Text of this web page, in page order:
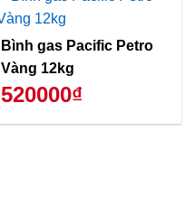
Bình gas Pacific Petro
Vàng 12kg
520000₫